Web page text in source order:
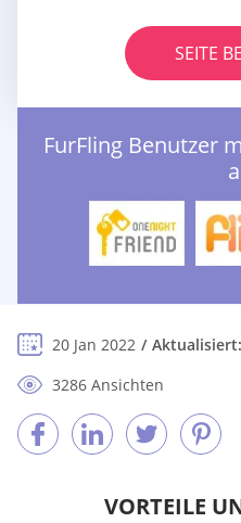
SEITE
FurFling Benutzer
20 Jan 2022 Aktualisiert:
3286 Ansichten
VORTEILE